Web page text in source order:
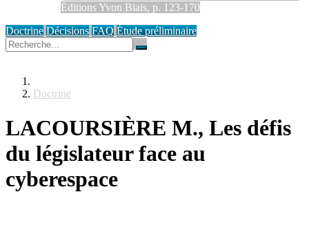
Éditions Yvon Blais, p. 123-170
Doctrine Décisions FAQ Étude préliminaire
Doctrine
LACOURSIÈRE M., Les défis
du législateur face au
cyberespace